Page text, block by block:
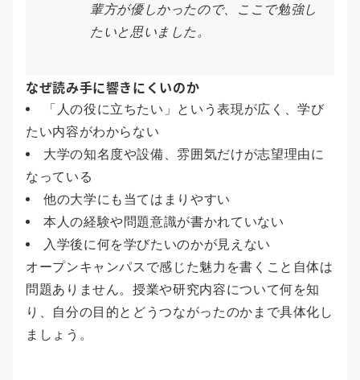
輩方が優しかったので、ここで勉強し
たいと思いました。
なぜ読み手に響きにくいのか
「人の役に立ちたい」という表現が広く、学び
たい内容がわからない
大学の知名度や設備、雰囲気だけが志望理由に
なっている
他の大学にも当てはまりやすい
本人の経験や問題意識が書かれていない
入学後に何を学びたいのかが見えない
オープンキャンパスで感じた魅力を書くこと自体は
問題ありません。授業や研究内容について何を知
り、自分の目的とどうつながったのかまで具体化し
ましょう。